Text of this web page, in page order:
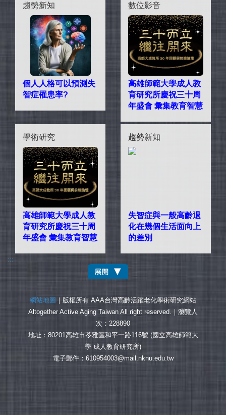
趨勢新知
個人人格可以預測失
智症罹患率?
數位影音
高雄師範大學成人教
育研究所慶祝三十周
年盛會 彙集教育智慧
學術研究
高雄師範大學成人教
育研究所慶祝三十周
年盛會 彙集教育智慧
趨勢新知
失智症與一般高齡退
化在幾個生活面向上
的差別
:::
網站地圖 ｜版權所有 AAA台灣高齡活躍老化學術研究網站
Altogether Active Aging Taiwan All right reserved.｜ 瀏覽人
次：228890
地址：80201高雄市苓雅區和平一路116號 (國立高雄師範大
學 成人教育研究所)
電子郵件：610954003@mail.nknu.edu.tw